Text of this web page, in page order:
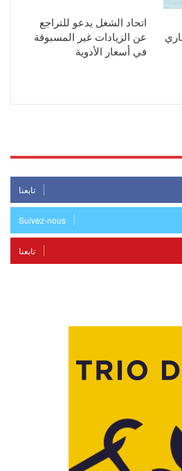
اتحاد الشغل يدعو للتراجع
عن الزيادات غير المسبوقة
في أسعار الأدوية
تابعنا
Suivez-nous
تابعنا